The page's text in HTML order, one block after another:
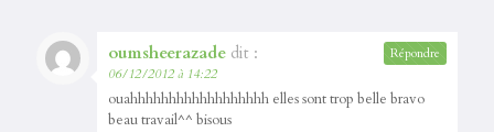
oumsheerazade dit :
06/12/2012 à 14:22
ouahhhhhhhhhhhhhhhhhh elles sont trop belle bravo
beau travail^^ bisous
Répondre